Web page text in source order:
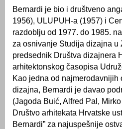
Bernardi je bio i društveno
1956), ULUPUH-a (1957) i
razdoblju od 1977. do 1985.
za osnivanje Studija dizajna u
predsednik Društva dizajnera
arhitektonskog časopisa
Kao jedna od
dizajna, Bernardi je davao
(Jagoda Buić, Alfred Pal,
Društvo arhitekata Hrvatske
Bernardi” za najuspešnije